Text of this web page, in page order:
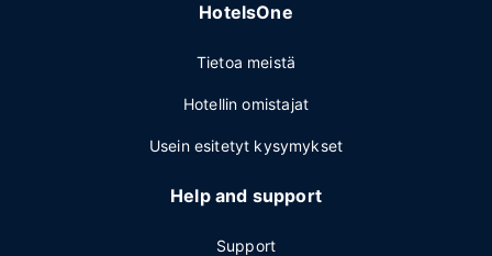
HotelsOne
Tietoa meistä
Hotellin omistajat
Usein esitetyt kysymykset
Help and support
Support